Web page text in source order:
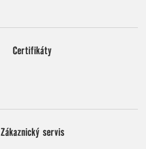
Certifikáty
Zákaznický servis